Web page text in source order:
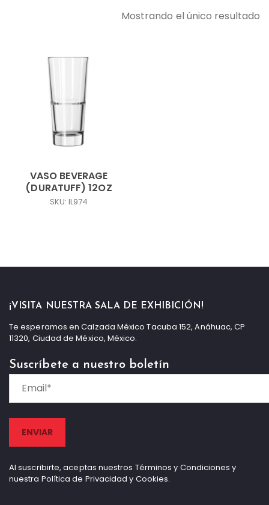
Mostrando el único resultado
VASO BEVERAGE
(DURATUFF) 12OZ
SKU: IL974
¡VISITA NUESTRA SALA DE EXHIBICIÓN!
Te esperamos en Calzada México Tacuba 152, Anáhuac, CP
11320, Ciudad de México, México.
Suscríbete a nuestro boletín
Al suscribirte, aceptas nuestros Términos y Condiciones y
nuestra Política de Privacidad y Cookies.